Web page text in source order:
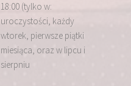
18:00 (tylko w:
uroczystości, każdy
wtorek, pierwsze piątki
miesiąca, oraz w lipcu i
sierpniu